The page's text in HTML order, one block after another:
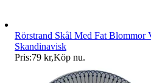
Rörstrand Skål Med Fat Blommor
Skandinavisk
Pris:79 kr,Köp nu.